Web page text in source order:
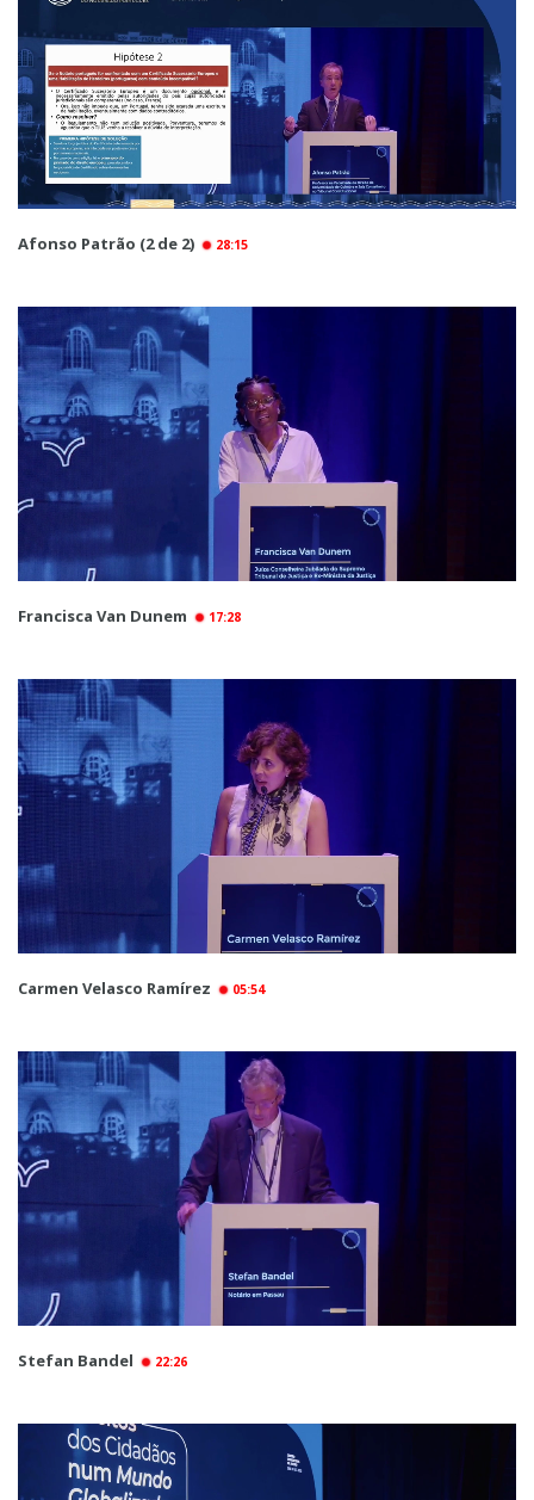
Afonso Patrão (2 de 2) 28:15
Francisca Van Dunem 17:28
Carmen Velasco Ramírez 05:54
Stefan Bandel 22:26